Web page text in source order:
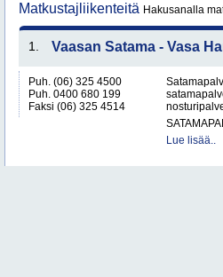
Matkustajliikenteitä Hakusanalla
1. Vaasan Satama - Vasa
Puh. (06) 325 4500
Puh. 0400 680 199
Faksi (06) 325 4514
Lue lisää..